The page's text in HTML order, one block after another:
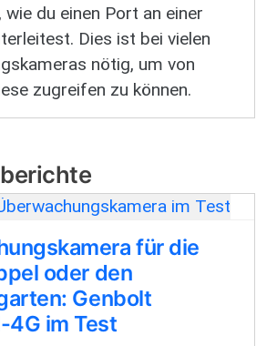
wie du einen Port an einer
Dies ist bei vielen
nötig, um von
zugreifen zu können.
für die
oder den
Genbolt
4G im Test